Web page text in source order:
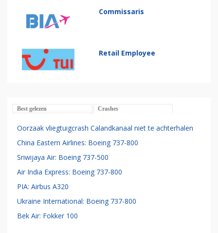
Commissaris
Retail Employee
Best gelezen Crashes
Oorzaak vliegtuigcrash Calandkanaal niet te achterhalen
China Eastern Airlines: Boeing 737-800
Sriwijaya Air: Boeing 737-500
Air India Express: Boeing 737-800
PIA: Airbus A320
Ukraine International: Boeing 737-800
Bek Air: Fokker 100